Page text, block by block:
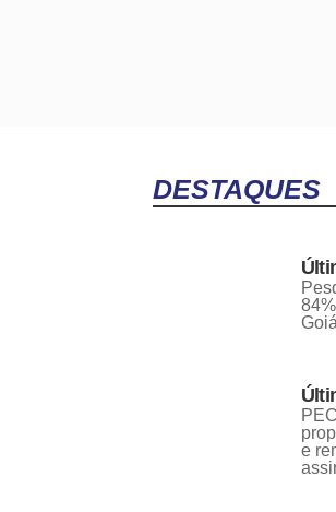
DESTAQUES
e